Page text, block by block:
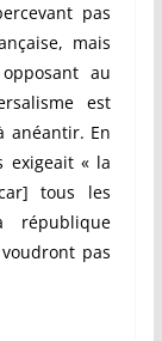
pas
mais
au
est
anéantir. En
exigeait « la
tous les
république
pas